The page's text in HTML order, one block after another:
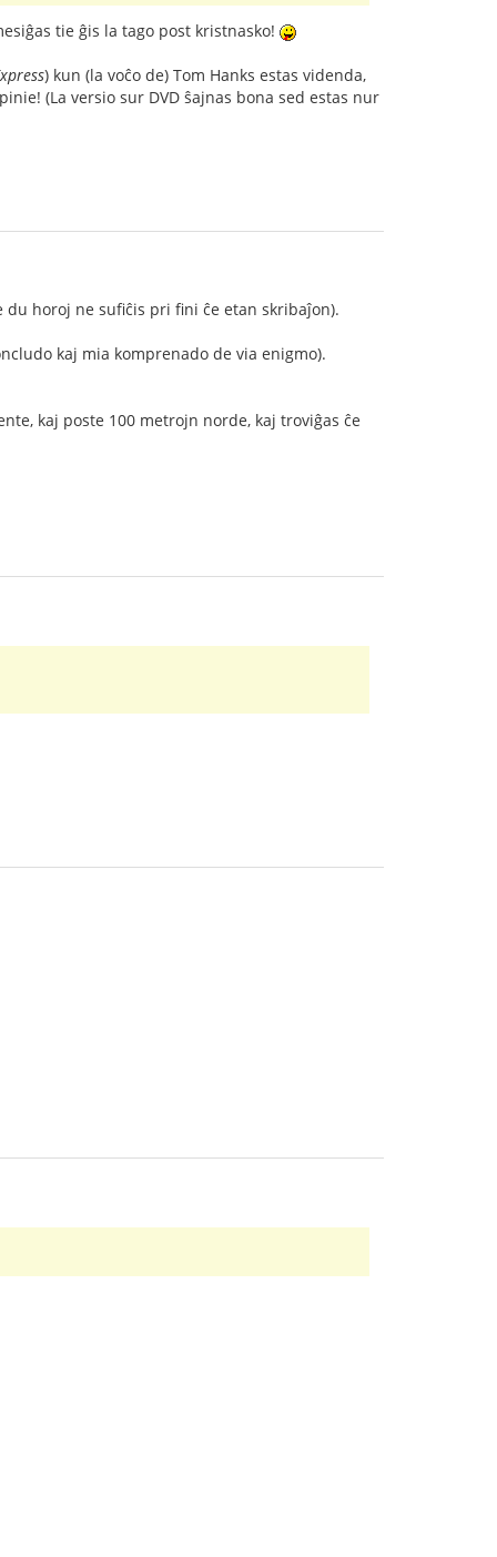
tie ĝis la tago post kristnasko!
) kun (la voĉo de) Tom Hanks estas videnda,
(La versio sur DVD ŝajnas bona sed estas nur
horoj ne sufiĉis pri fini ĉe etan skribaĵon).
kaj mia komprenado de via enigmo).
kaj poste 100 metrojn norde, kaj troviĝas ĉe